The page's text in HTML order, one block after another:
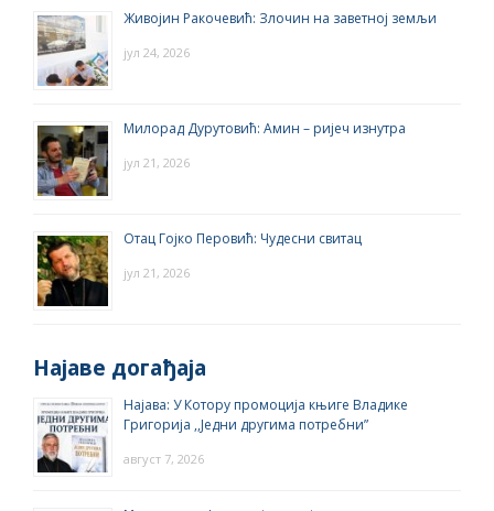
Живојин Ракочевић: Злочин на заветној земљи
јул 24, 2026
Милорад Дурутовић: Амин – ријеч изнутра
јул 21, 2026
Отац Гојко Перовић: Чудесни свитац
јул 21, 2026
Најаве догађаја
Најава: У Котору промоција књиге Владике
Григорија ,,Једни другима потребни”
август 7, 2026